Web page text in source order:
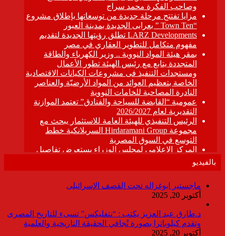
بالفيديو
ماجستير ابوغزاله تحت القصف الإسرائيلى
أكتوبر 20, 2025
د.طارق عبد العزيز يكتب : “نتفليكس” تسىء للتاريخ المصرى
وتقدم كيلوباترا بصورة تُجافي الحقيقة التاريخية والعلمية
أكتوبر 20, 2025